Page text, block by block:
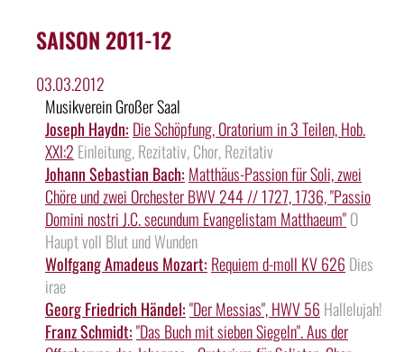
SAISON 2011-12
03.03.2012
Musikverein Großer Saal
Joseph Haydn: Die Schöpfung, Oratorium in 3 Teilen, Hob.
XXI:2 Einleitung, Rezitativ, Chor, Rezitativ
Johann Sebastian Bach: Matthäus-Passion für Soli, zwei
Chöre und zwei Orchester BWV 244 // 1727, 1736, "Passio
Domini nostri J.C. secundum Evangelistam Matthaeum"O
Haupt voll Blut und Wunden
Wolfgang Amadeus Mozart: Requiem d-moll KV 626 Dies
irae
Georg Friedrich Händel:"Der Messias", HWV 56 Hallelujah!
Franz Schmidt:"Das Buch mit sieben Siegeln". Aus der